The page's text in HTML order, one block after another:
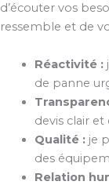
d’écouter vos
ressemble et de
Réactivité :
de panne
devis clair et
Qualité :je
des
Relation